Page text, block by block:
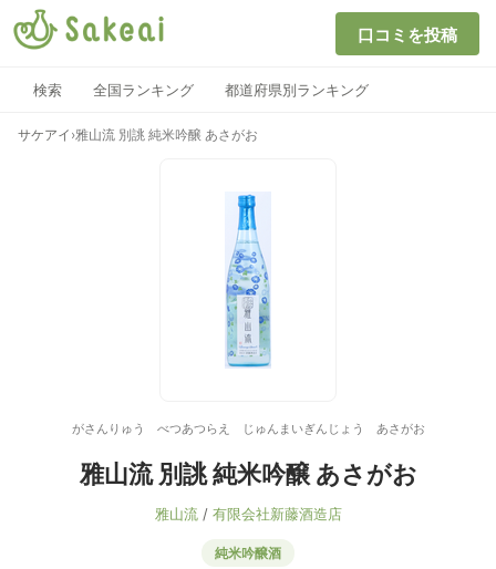
口コミを投稿
検索 全国ランキング 都道府県別ランキング
サケアイ ›雅山流 別誂 純米吟醸 あさがお
がさんりゅう べつあつらえ じゅんまいぎんじょう あさがお
雅山流 別誂 純米吟醸 あさがお
雅山流/ 有限会社新藤酒造店
純米吟醸酒